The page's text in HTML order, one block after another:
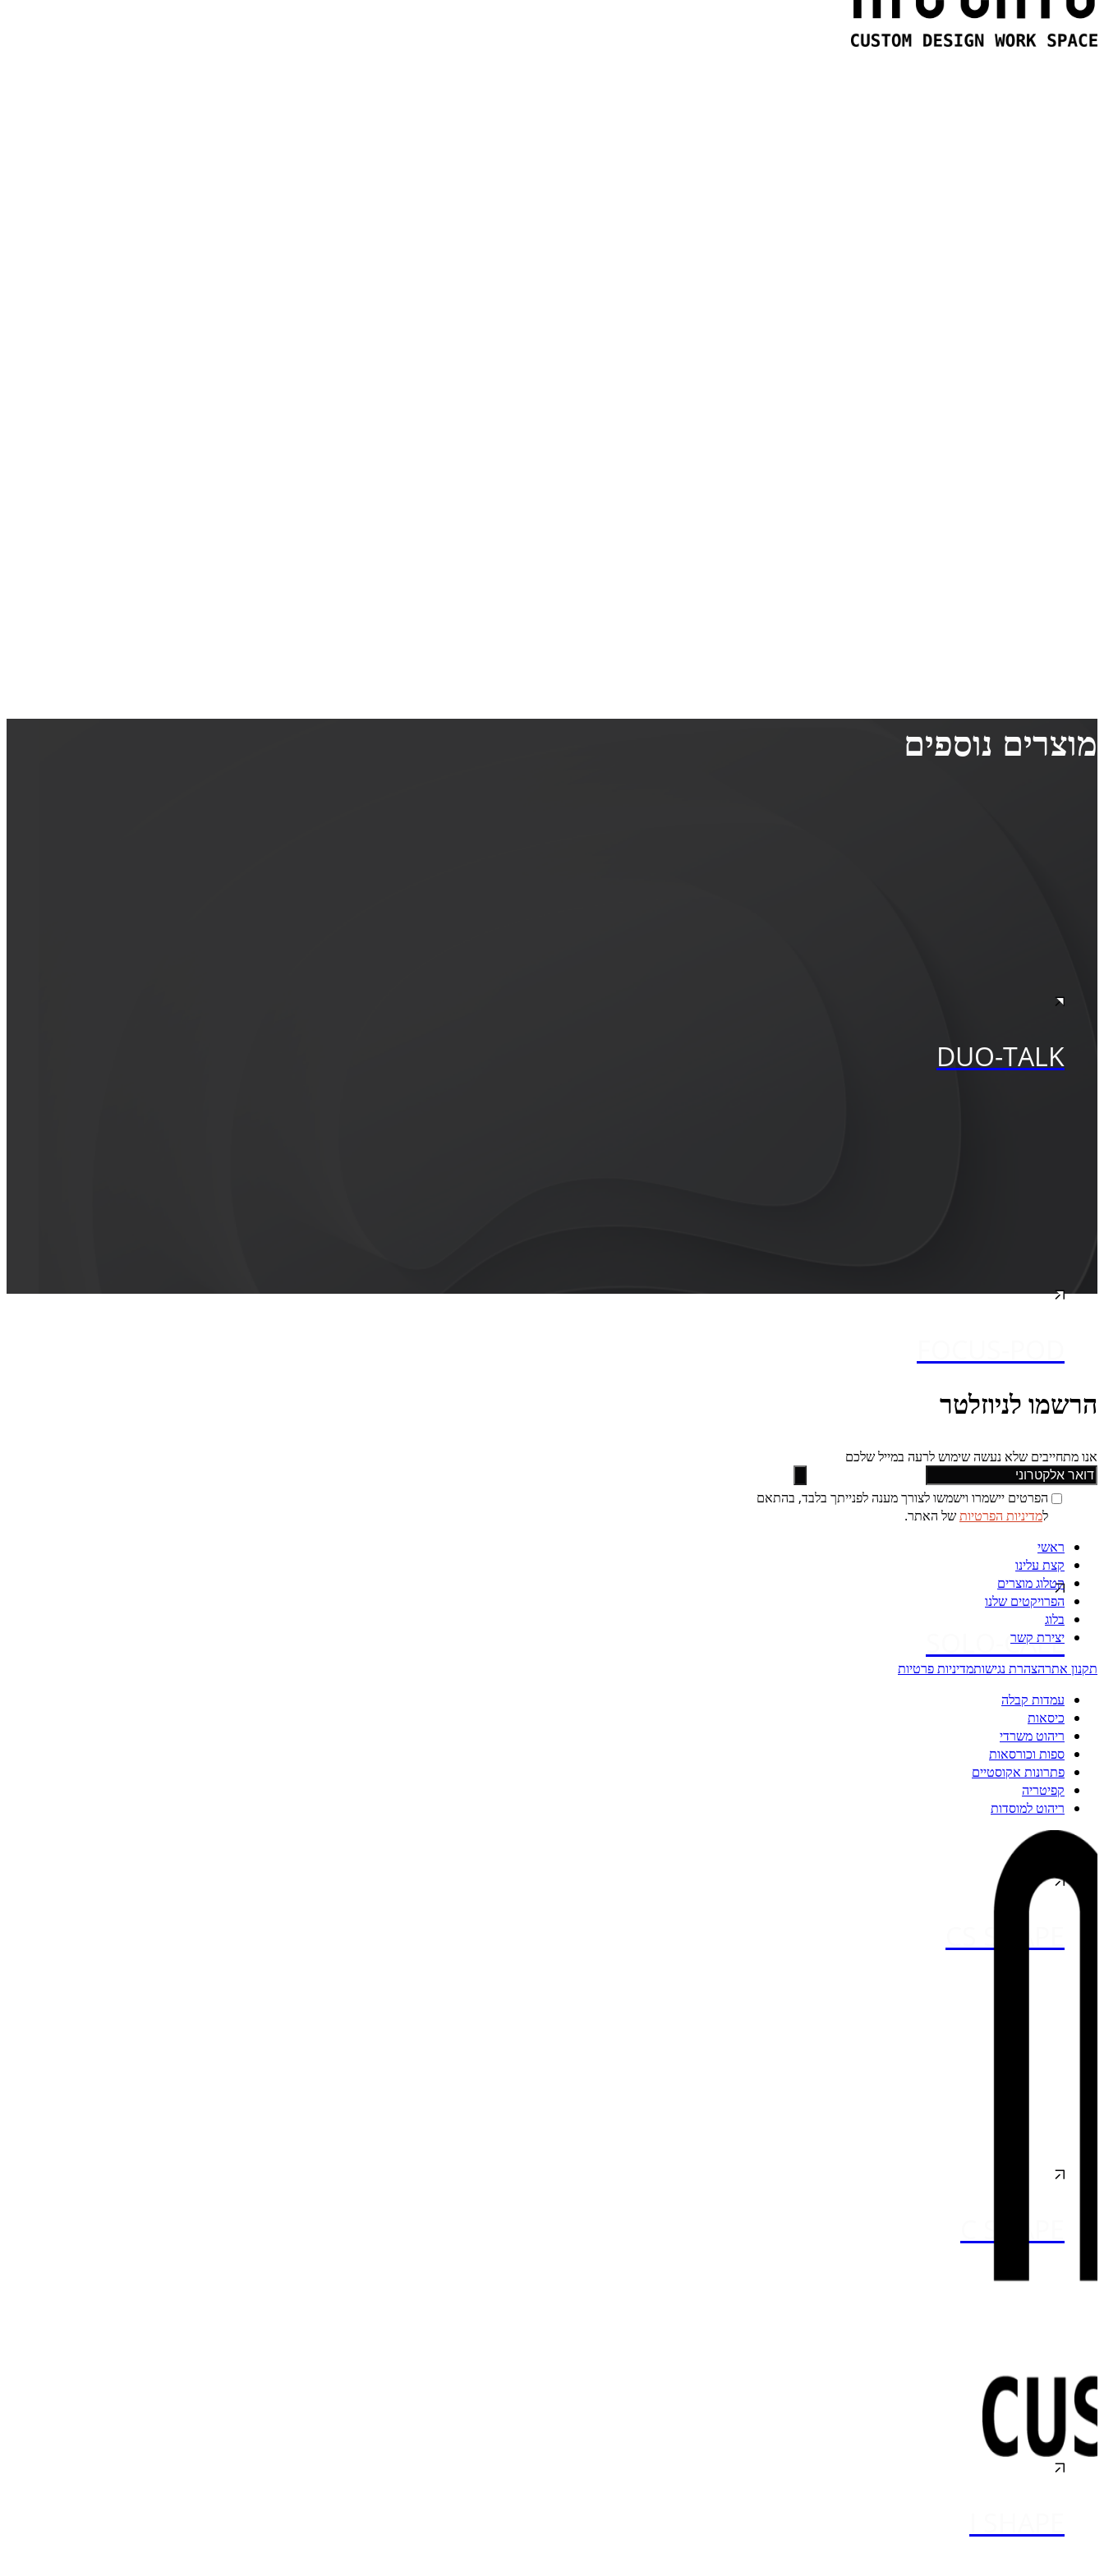
מוצרים נוספים
DUO-TALK
SOLO-CALL
הרשמו לניוזלטר
אנו מתחייבים שלא נעשה שימוש לרעה במייל שלכם
הפרטים יישמרו וישמשו לצורך מענה לפנייתך בלבד, בהתאם
למדיניות הפרטיותשל האתר.
ראשי
קצת עלינו
קטלוג מוצרים
הפרויקטים שלנו
בלוג
יצירת קשר
תקנון אתרהצהרת נגישותמדיניות פרטיות
עמדות קבלה
כיסאות
ריהוט משרדי
ספות וכורסאות
פתרונות אקוסטיים
קפיטריה
ריהוט למוסדות